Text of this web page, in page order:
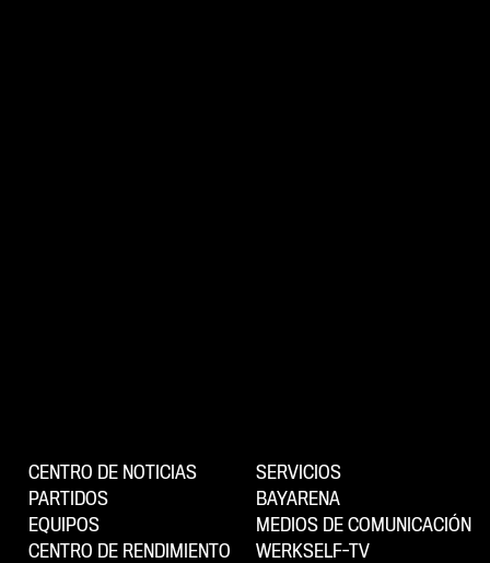
CENTRO DE NOTICIAS
PARTIDOS
EQUIPOS
CENTRO DE RENDIMIENTO
SERVICIOS
BAYARENA
MEDIOS DE COMUNICACIÓN
WERKSELF-TV